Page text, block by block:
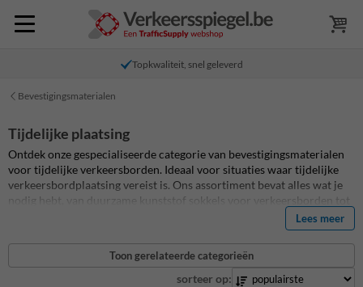
Topkwaliteit, snel geleverd
Bevestigingsmaterialen
Tijdelijke plaatsing
Ontdek onze gespecialiseerde categorie van bevestigingsmaterialen
voor tijdelijke verkeersborden. Ideaal voor situaties waar tijdelijke
verkeersbordplaatsing vereist is. Ons assortiment bevat alles wat je
nodig hebt, van duurzame kunststof sokkels voor verkeersborden tot
stevige aluminium palen. Deze producten zijn speciaal ontworpen
voor een snelle en efficiënte plaatsing van verkeersborden, ongeacht
de locatie. Of je nu tijdelijke signalisatie nodig hebt voor
evenementen, bouwwerken of specifieke verkeerssituaties, onze
bevestigingsmaterialen garanderen stabiliteit en zichtbaarheid. Kies
Lees meer
Toon gerelateerde categorieën
sorteer op: